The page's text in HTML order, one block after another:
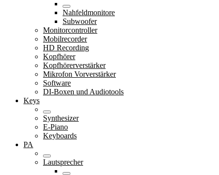
Nahfeldmonitore
Subwoofer
Monitorcontroller
Mobilrecorder
HD Recording
Kopfhörer
Kopfhörerverstärker
Mikrofon Vorverstärker
Software
DI-Boxen und Audiotools
Keys
Synthesizer
E-Piano
Keyboards
PA
Lautsprecher